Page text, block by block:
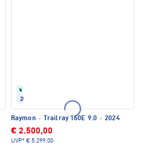
2024
Raymon · Trailray 160E 9.0 · 2024
€ 2.500,00
UVP* € 5.299,00